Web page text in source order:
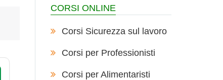
CORSI ONLINE
Corsi Sicurezza sul lavoro
Corsi per Professionisti
Corsi per Alimentaristi